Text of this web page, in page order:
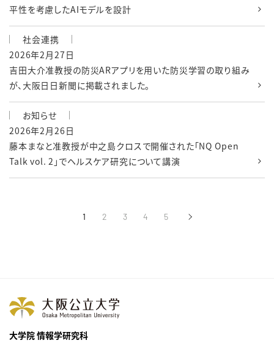
平性を考慮したAIモデルを設計
社会連携
2026年2月27日
吉田大介准教授の防災ARアプリを用いた防災学習の取り組み
が、大阪日日新聞に掲載されました。
お知らせ
2026年2月26日
藤本まなと准教授が中之島クロスで開催された「NQ Open
Talk vol. 2」でヘルスケア研究について講演
1 2 3 4 5 ›次へ
大学院 情報学研究科